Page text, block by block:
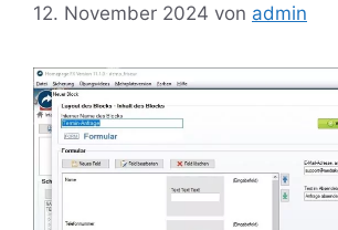
12. November 2024 von admin